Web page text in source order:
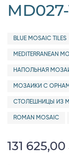
MD027-
BLUE MOSAIC TILES
MEDITERRANEAN
НАПОЛЬНАЯ
МОЗАИКИ С
СТОЛЕШНИЦЫ ИЗ
ROMAN MOSAIC
131